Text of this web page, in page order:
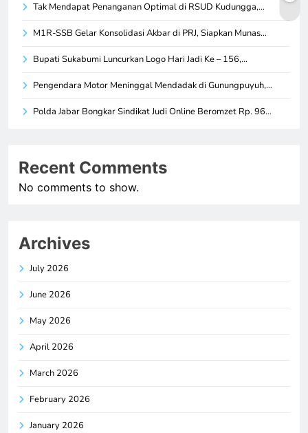
Tak Mendapat Penanganan Optimal di RSUD Kudungga,…
M1R-SSB Gelar Konsolidasi Akbar di PRJ, Siapkan Munas…
Bupati Sukabumi Luncurkan Logo Hari Jadi Ke – 156,…
Pengendara Motor Meninggal Mendadak di Gunungpuyuh,…
Polda Jabar Bongkar Sindikat Judi Online Beromzet Rp. 96…
Recent Comments
No comments to show.
Archives
July 2026
June 2026
May 2026
April 2026
March 2026
February 2026
January 2026